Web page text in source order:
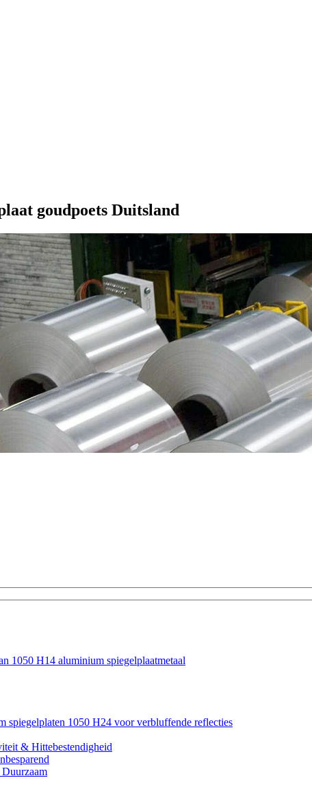
goudpoets Duitsland
1050 H14 aluminium spiegelplaatmetaal
spiegelplaten 1050 H24 voor verbluffende reflecties
& Hittebestendigheid